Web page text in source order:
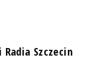
Szczecin